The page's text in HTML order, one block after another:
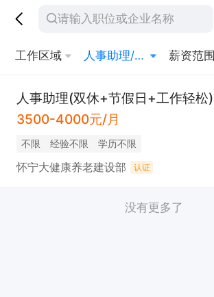
工作区域 人事助理/专员 薪资范围
人事助理(双休+节假日+工作轻松)
3500-4000元/月
不限 经验不限 学历不限
怀宁大健康养老建设部 认证
没有更多了